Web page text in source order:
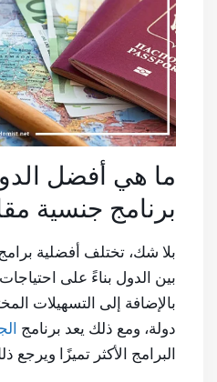
ما هي أفضل
برنامج جنسية
بلا شك، تختلف أفضلية برامج
بين الدول بناءً على
بالإضافة إلى التسهيلات
دولة، ومع ذلك يعد برنامج
البرامج الأكثر تميزًا